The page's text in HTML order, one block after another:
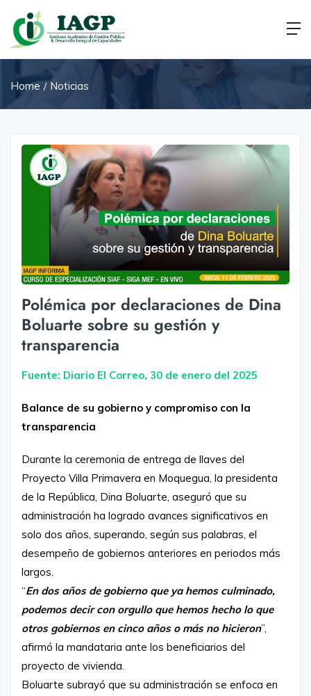
Home Noticias
Polémica por declaraciones de Dina
Boluarte sobre su gestión y
transparencia
Fuente: Diario El Correo, 30 de enero del 2025
Balance de su gobierno y compromiso con la
transparencia
Durante la ceremonia de entrega de llaves del
Proyecto Villa Primavera en Moquegua, la presidenta
de la República, Dina Boluarte, aseguró que su
administración ha logrado avances significativos en
solo dos años, superando, según sus palabras, el
desempeño de gobiernos anteriores en periodos más
largos.
“En dos años de gobierno que ya hemos culminado,
podemos decir con orgullo que hemos hecho lo que
otros gobiernos en cinco años o más no hicieron”,
afirmó la mandataria ante los beneficiarios del
proyecto de vivienda.
Boluarte subrayó que su administración se enfoca en